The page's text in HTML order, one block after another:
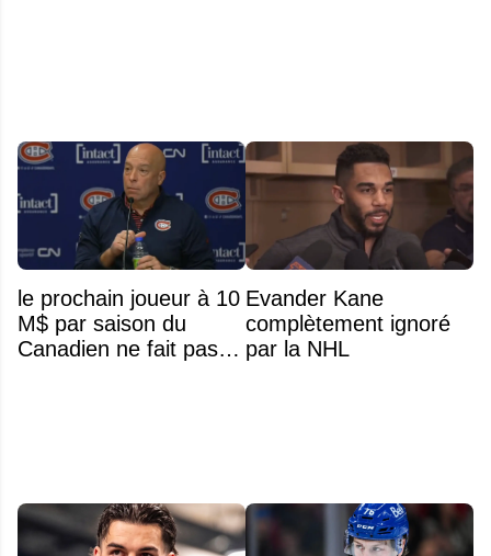
le prochain joueur à 10
M$ par saison du
Canadien ne fait pas
Evander Kane
complètement ignoré
par la NHL